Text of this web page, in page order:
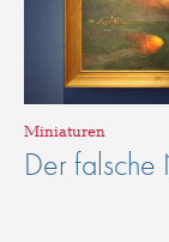
Miniaturen
Der